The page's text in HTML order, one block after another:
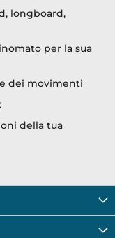
longboard,
per la sua
dei movimenti
della tua